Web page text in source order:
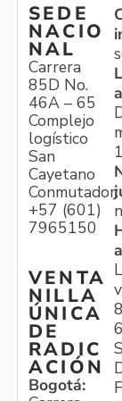
SEDE
NACIO
NAL
Carrera
85D No.
46A – 65
Complejo
logístico
San
Cayetano
Conmutador:
+57 (601)
7965150
VENTA
NILLA
ÚNICA
DE
RADIC
ACIÓN
Bogotá: